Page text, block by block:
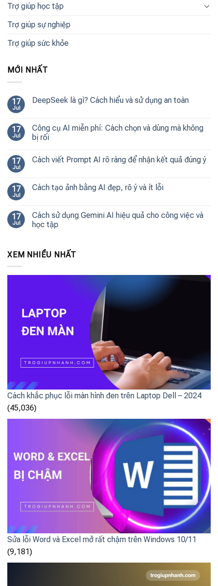
Trợ giúp học tập
Trợ giúp sự nghiệp
Trợ giúp sức khỏe
MỚI NHẤT
17
Jul
DeepSeek là gì? Cách hiểu và sử dụng an toàn
17
Jul
Công cụ AI miễn phí: Cách chọn và dùng mà không
bị rối
17
Jul
Cách viết Prompt AI rõ ràng để nhận kết quả đúng ý
17
Jul
Cách tạo ảnh bằng AI đẹp, rõ ý và ít lỗi
17
Jul
Cách sử dụng Gemini AI hiệu quả cho công việc và
học tập
XEM NHIỀU NHẤT
Cách khắc phục lỗi màn hình đen trên Laptop Dell – 2024
(45,036)
Sửa lỗi Word và Excel mở rất chậm trên Windows 10/11
(9,181)